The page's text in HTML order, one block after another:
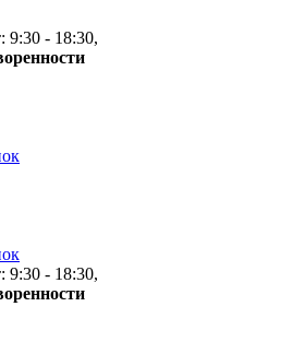
9:30 - 18:30,
9:30 - 18:30,